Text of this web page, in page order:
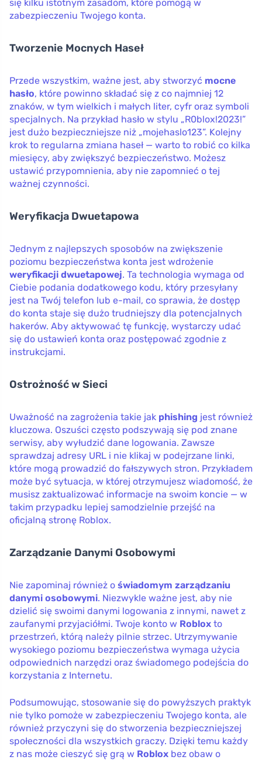
się kilku istotnym zasadom, które pomogą w
zabezpieczeniu Twojego konta.
Tworzenie Mocnych Haseł
Przede wszystkim, ważne jest, aby stworzyć mocne
hasło, które powinno składać się z co najmniej 12
znaków, w tym wielkich i małych liter, cyfr oraz symboli
specjalnych. Na przykład hasło w stylu „R0blox!2023!”
jest dużo bezpieczniejsze niż „mojehaslo123”. Kolejny
krok to regularna zmiana haseł — warto to robić co kilka
miesięcy, aby zwiększyć bezpieczeństwo. Możesz
ustawić przypomnienia, aby nie zapomnieć o tej
ważnej czynności.
Weryfikacja Dwuetapowa
Jednym z najlepszych sposobów na zwiększenie
poziomu bezpieczeństwa konta jest wdrożenie
weryfikacji dwuetapowej. Ta technologia wymaga od
Ciebie podania dodatkowego kodu, który przesyłany
jest na Twój telefon lub e-mail, co sprawia, że dostęp
do konta staje się dużo trudniejszy dla potencjalnych
hakerów. Aby aktywować tę funkcję, wystarczy udać
się do ustawień konta oraz postępować zgodnie z
instrukcjami.
Ostrożność w Sieci
Uważność na zagrożenia takie jak phishing jest również
kluczowa. Oszuści często podszywają się pod znane
serwisy, aby wyłudzić dane logowania. Zawsze
sprawdzaj adresy URL i nie klikaj w podejrzane linki,
które mogą prowadzić do fałszywych stron. Przykładem
może być sytuacja, w której otrzymujesz wiadomość, że
musisz zaktualizować informacje na swoim koncie — w
takim przypadku lepiej samodzielnie przejść na
oficjalną stronę Roblox.
Zarządzanie Danymi Osobowymi
Nie zapominaj również o świadomym zarządzaniu
danymi osobowymi. Niezwykle ważne jest, aby nie
dzielić się swoimi danymi logowania z innymi, nawet z
zaufanymi przyjaciółmi. Twoje konto w Roblox to
przestrzeń, którą należy pilnie strzec. Utrzymywanie
wysokiego poziomu bezpieczeństwa wymaga użycia
odpowiednich narzędzi oraz świadomego podejścia do
korzystania z Internetu.
Podsumowując, stosowanie się do powyższych praktyk
nie tylko pomoże w zabezpieczeniu Twojego konta, ale
również przyczyni się do stworzenia bezpieczniejszej
społeczności dla wszystkich graczy. Dzięki temu każdy
z nas może cieszyć się grą w Roblox bez obaw o